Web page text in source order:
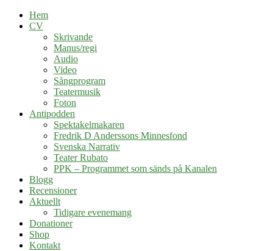
Hem
CV
Skrivande
Manus/regi
Audio
Video
Sångprogram
Teatermusik
Foton
Antipodden
Spektakelmakaren
Fredrik D Anderssons Minnesfond
Svenska Narrativ
Teater Rubato
PPK – Programmet som sänds på Kanalen
Blogg
Recensioner
Aktuellt
Tidigare evenemang
Donationer
Shop
Kontakt